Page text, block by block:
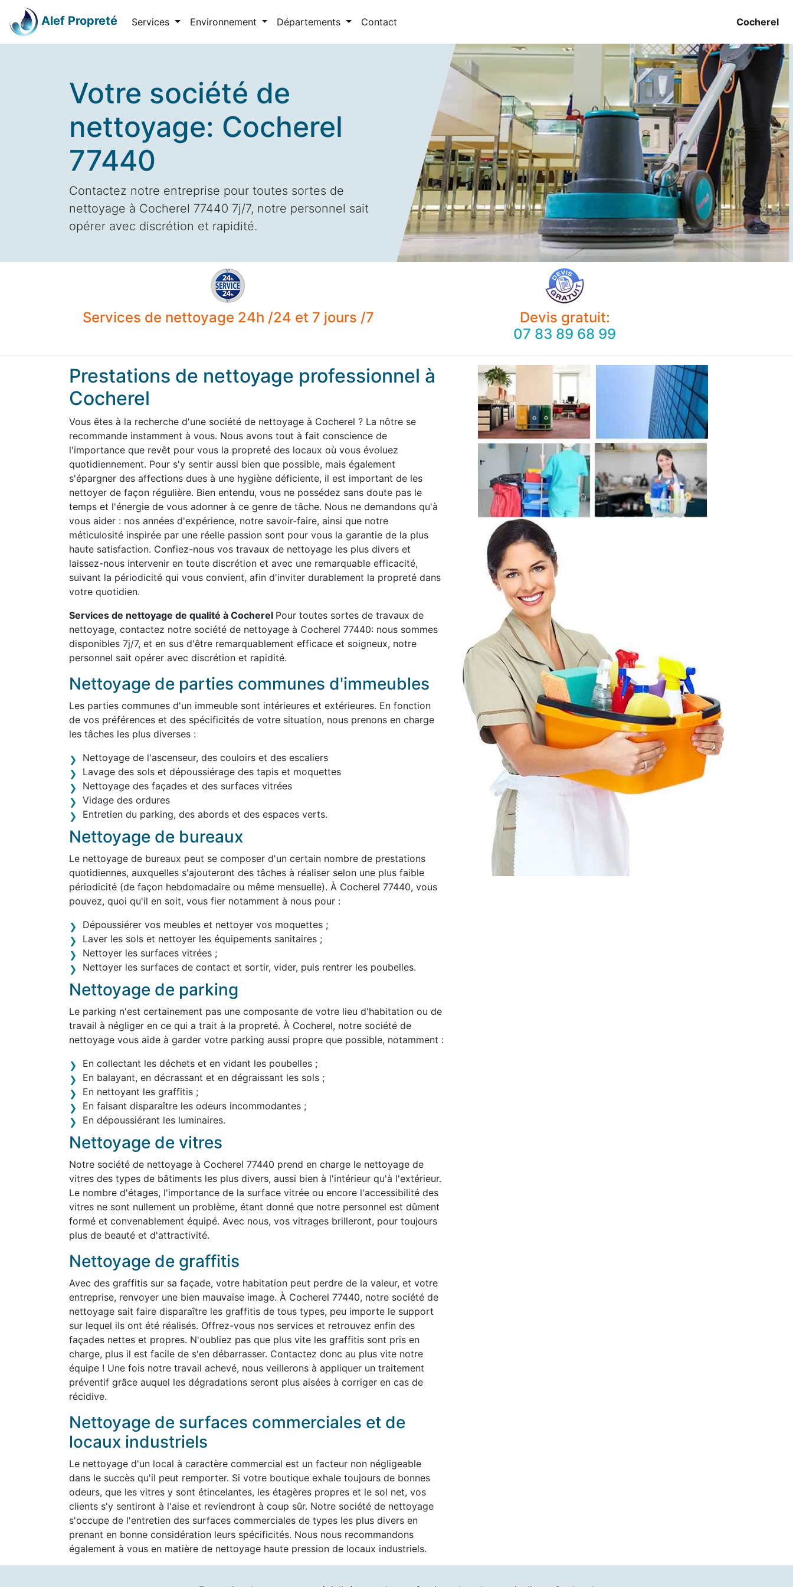
Alef Propreté Services Environnement Départements Contact Cocherel
Votre société de
nettoyage: Cocherel
77440
Contactez notre entreprise pour toutes sortes de
nettoyage à Cocherel 77440 7j/7, notre personnel sait
opérer avec discrétion et rapidité.
Services de nettoyage 24h /24 et 7 jours /7
Devis gratuit:
07 83 89 68 99
Prestations de nettoyage professionnel à
Cocherel
Vous êtes à la recherche d'une société de nettoyage à Cocherel ? La nôtre se
recommande instamment à vous. Nous avons tout à fait conscience de
l'importance que revêt pour vous la propreté des locaux où vous évoluez
quotidiennement. Pour s'y sentir aussi bien que possible, mais également
s'épargner des affections dues à une hygiène déficiente, il est important de les
nettoyer de façon régulière. Bien entendu, vous ne possédez sans doute pas le
temps et l'énergie de vous adonner à ce genre de tâche. Nous ne demandons qu'à
vous aider : nos années d'expérience, notre savoir-faire, ainsi que notre
méticulosité inspirée par une réelle passion sont pour vous la garantie de la plus
haute satisfaction. Confiez-nous vos travaux de nettoyage les plus divers et
laissez-nous intervenir en toute discrétion et avec une remarquable efficacité,
suivant la périodicité qui vous convient, afin d'inviter durablement la propreté dans
votre quotidien.
Services de nettoyage de qualité à Cocherel Pour toutes sortes de travaux de
nettoyage, contactez notre société de nettoyage à Cocherel 77440: nous sommes
disponibles 7j/7, et en sus d'être remarquablement efficace et soigneux, notre
personnel sait opérer avec discrétion et rapidité.
Nettoyage de parties communes d'immeubles
Les parties communes d'un immeuble sont intérieures et extérieures. En fonction
de vos préférences et des spécificités de votre situation, nous prenons en charge
les tâches les plus diverses :
Nettoyage de l'ascenseur, des couloirs et des escaliers
Lavage des sols et dépoussiérage des tapis et moquettes
Nettoyage des façades et des surfaces vitrées
Vidage des ordures
Entretien du parking, des abords et des espaces verts.
Nettoyage de bureaux
Le nettoyage de bureaux peut se composer d'un certain nombre de prestations
quotidiennes, auxquelles s'ajouteront des tâches à réaliser selon une plus faible
périodicité (de façon hebdomadaire ou même mensuelle). À Cocherel 77440, vous
pouvez, quoi qu'il en soit, vous fier notamment à nous pour :
Dépoussiérer vos meubles et nettoyer vos moquettes ;
Laver les sols et nettoyer les équipements sanitaires ;
Nettoyer les surfaces vitrées ;
Nettoyer les surfaces de contact et sortir, vider, puis rentrer les poubelles.
Nettoyage de parking
Le parking n'est certainement pas une composante de votre lieu d'habitation ou de
travail à négliger en ce qui a trait à la propreté. À Cocherel, notre société de
nettoyage vous aide à garder votre parking aussi propre que possible, notamment :
En collectant les déchets et en vidant les poubelles ;
En balayant, en décrassant et en dégraissant les sols ;
En nettoyant les graffitis ;
En faisant disparaître les odeurs incommodantes ;
En dépoussiérant les luminaires.
Nettoyage de vitres
Notre société de nettoyage à Cocherel 77440 prend en charge le nettoyage de
vitres des types de bâtiments les plus divers, aussi bien à l'intérieur qu'à l'extérieur.
Le nombre d'étages, l'importance de la surface vitrée ou encore l'accessibilité des
vitres ne sont nullement un problème, étant donné que notre personnel est dûment
formé et convenablement équipé. Avec nous, vos vitrages brilleront, pour toujours
plus de beauté et d'attractivité.
Nettoyage de graffitis
Avec des graffitis sur sa façade, votre habitation peut perdre de la valeur, et votre
entreprise, renvoyer une bien mauvaise image. À Cocherel 77440, notre société de
nettoyage sait faire disparaître les graffitis de tous types, peu importe le support
sur lequel ils ont été réalisés. Offrez-vous nos services et retrouvez enfin des
façades nettes et propres. N'oubliez pas que plus vite les graffitis sont pris en
charge, plus il est facile de s'en débarrasser. Contactez donc au plus vite notre
équipe ! Une fois notre travail achevé, nous veillerons à appliquer un traitement
préventif grâce auquel les dégradations seront plus aisées à corriger en cas de
récidive.
Nettoyage de surfaces commerciales et de
locaux industriels
Le nettoyage d'un local à caractère commercial est un facteur non négligeable
dans le succès qu'il peut remporter. Si votre boutique exhale toujours de bonnes
odeurs, que les vitres y sont étincelantes, les étagères propres et le sol net, vos
clients s'y sentiront à l'aise et reviendront à coup sûr. Notre société de nettoyage
s'occupe de l'entretien des surfaces commerciales de types les plus divers en
prenant en bonne considération leurs spécificités. Nous nous recommandons
également à vous en matière de nettoyage haute pression de locaux industriels.